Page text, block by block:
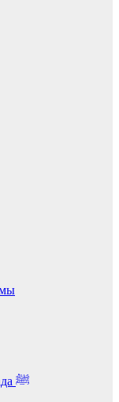
Сподвижники Пророка Мухаммада ﷺ